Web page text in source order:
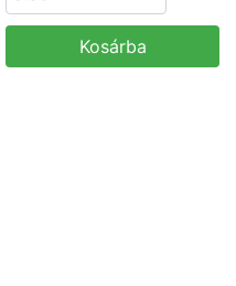
Kosárba